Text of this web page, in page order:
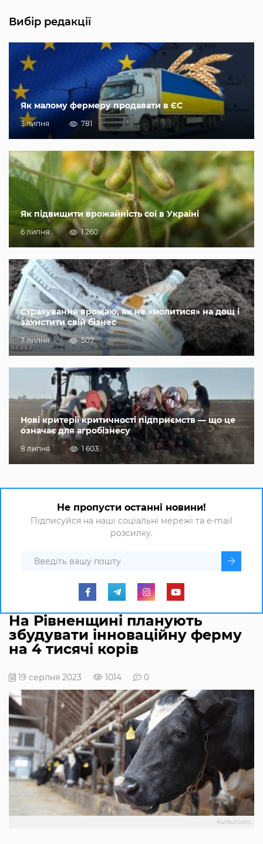
Вибір редакції
Як малому фермеру продавати в ЄС
3 липня 781
Як підвищити врожайність сої в Україні
6 липня 1 260
Страхування врожаю, як не «молитися» на дощ і
захистити свій бізнес
7 липня 507
Нові критерії критичності підприємств — що це
означає для агробізнесу
8 липня 1 603
Не пропусти останні новини!
Підписуйся на наші соціальні мережі та e-mail
розсилку.
На Рівненщині планують
збудувати інноваційну ферму
на 4 тисячі корів
19 серпня 2023 1014 0
Kurkul.com